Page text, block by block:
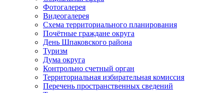
Фотогалерея
Видеогалерея
Схема территориального планирования
Почётные граждане округа
День Шпаковского района
Туризм
Дума округа
Контрольно счетный орган
Территориальная избирательная комиссия
Перечень пространственных сведений